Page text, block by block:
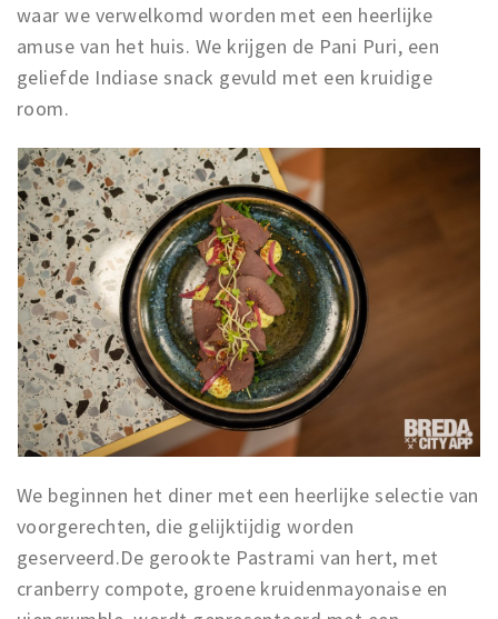
waar we verwelkomd worden met een heerlijke
amuse van het huis. We krijgen de Pani Puri, een
geliefde Indiase snack gevuld met een kruidige
room.
We beginnen het diner met een heerlijke selectie van
voorgerechten, die gelijktijdig worden
geserveerd.De gerookte Pastrami van hert, met
cranberry compote, groene kruidenmayonaise en